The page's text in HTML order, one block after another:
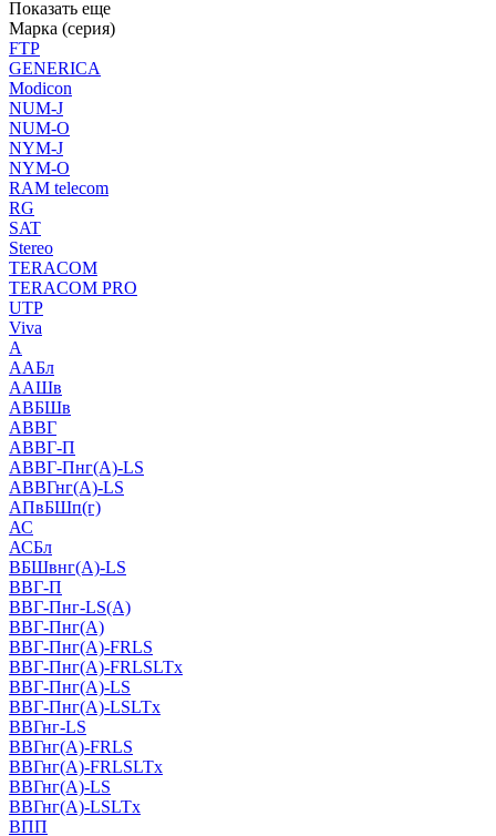
Показать еще
Марка (серия)
FTP
GENERICA
Modicon
NUM-J
NUM-O
NYM-J
NYM-O
RAM telecom
RG
SAT
Stereo
TERACOM
TERACOM PRO
UTP
Viva
А
ААБл
ААШв
АВБШв
АВВГ
АВВГ-П
АВВГ-Пнг(А)-LS
АВВГнг(А)-LS
АПвБШп(г)
АС
АСБл
ВБШвнг(А)-LS
ВВГ-П
ВВГ-Пнг-LS(А)
ВВГ-Пнг(А)
ВВГ-Пнг(А)-FRLS
ВВГ-Пнг(А)-FRLSLTx
ВВГ-Пнг(А)-LS
ВВГ-Пнг(А)-LSLTx
ВВГнг-LS
ВВГнг(А)-FRLS
ВВГнг(А)-FRLSLTx
ВВГнг(А)-LS
ВВГнг(А)-LSLTx
ВПП